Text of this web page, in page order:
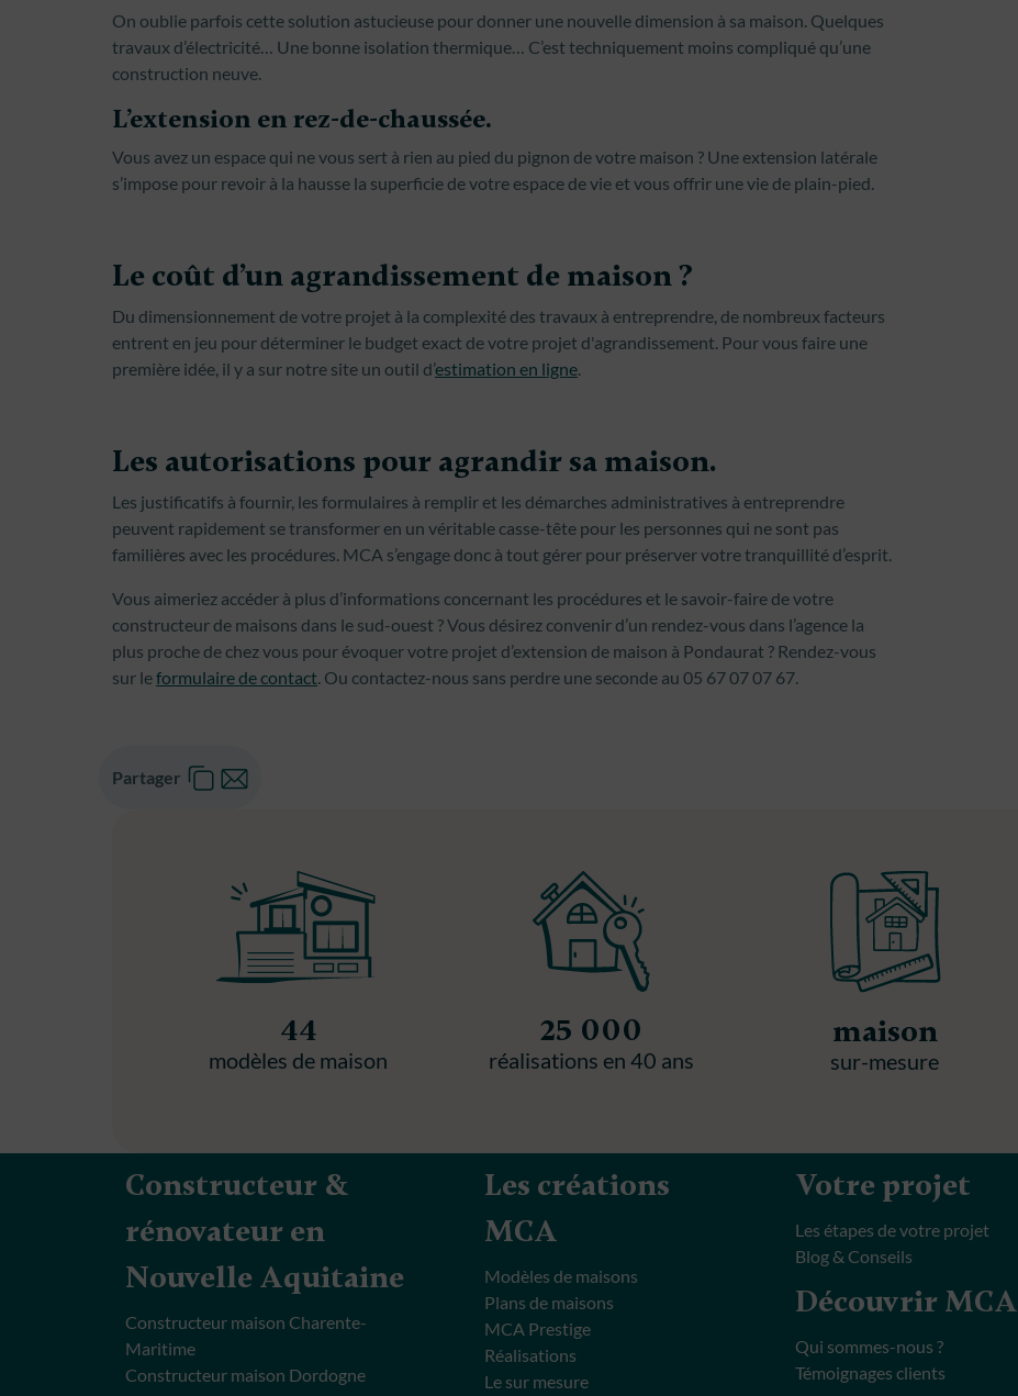
On oublie parfois cette solution astucieuse pour donner une nouvelle dimension à sa maison. Quelques
travaux d’électricité… Une bonne isolation thermique… C’est techniquement moins compliqué qu’une
construction neuve.
L’extension en rez-de-chaussée.
Vous avez un espace qui ne vous sert à rien au pied du pignon de votre maison ? Une extension latérale
s’impose pour revoir à la hausse la superficie de votre espace de vie et vous offrir une vie de plain-pied.
Le coût d’un agrandissement de maison ?
Du dimensionnement de votre projet à la complexité des travaux à entreprendre, de nombreux facteurs
entrent en jeu pour déterminer le budget exact de votre projet d'agrandissement. Pour vous faire une
première idée, il y a sur notre site un outil d’estimation en ligne
Les autorisations pour agrandir sa maison.
Les justificatifs à fournir, les formulaires à remplir et les démarches administratives à entreprendre
peuvent rapidement se transformer en un véritable casse-tête pour les personnes qui ne sont pas
familières avec les procédures. MCA s’engage donc à tout gérer pour préserver votre tranquillité d’esprit.
Vous aimeriez accéder à plus d’informations concernant les procédures et le savoir-faire de votre
constructeur de maisons dans le sud-ouest ? Vous désirez convenir d’un rendez-vous dans l’agence la
plus proche de chez vous pour évoquer votre projet d’extension de maison à Pondaurat ? Rendez-vous
sur leformulaire de contact . Ou contactez-nous sans perdre une seconde au 05 67 07 07 67.
Partager
44
modèles de maison
25 000
réalisations en 40 ans
maison
sur-mesure
Constructeur &
rénovateur en
Nouvelle Aquitaine
Constructeur maison Charente-
Maritime
Constructeur maison Dordogne
Les créations
MCA
Modèles de maisons
Plans de maisons
MCA Prestige
Réalisations
Le sur mesure
Votre projet
Les étapes de votre projet
Blog & Conseils
Découvrir MCA
Qui sommes-nous ?
Témoignages clients